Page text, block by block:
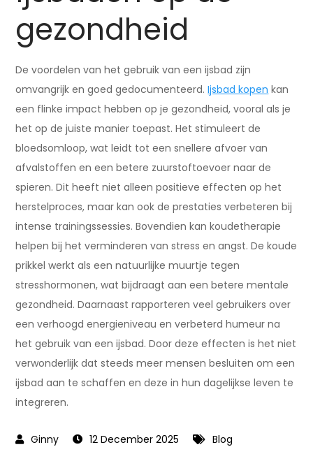
gezondheid
De voordelen van het gebruik van een ijsbad zijn
omvangrijk en goed gedocumenteerd.Ijsbad kopen kan
een flinke impact hebben op je gezondheid, vooral als je
het op de juiste manier toepast. Het stimuleert de
bloedsomloop, wat leidt tot een snellere afvoer van
afvalstoffen en een betere zuurstoftoevoer naar de
spieren. Dit heeft niet alleen positieve effecten op het
herstelproces, maar kan ook de prestaties verbeteren bij
intense trainingssessies. Bovendien kan koudetherapie
helpen bij het verminderen van stress en angst. De koude
prikkel werkt als een natuurlijke muurtje tegen
stresshormonen, wat bijdraagt aan een betere mentale
gezondheid. Daarnaast rapporteren veel gebruikers over
een verhoogd energieniveau en verbeterd humeur na
het gebruik van een ijsbad. Door deze effecten is het niet
verwonderlijk dat steeds meer mensen besluiten om een
ijsbad aan te schaffen en deze in hun dagelijkse leven te
integreren.
12 December 2025 Blog